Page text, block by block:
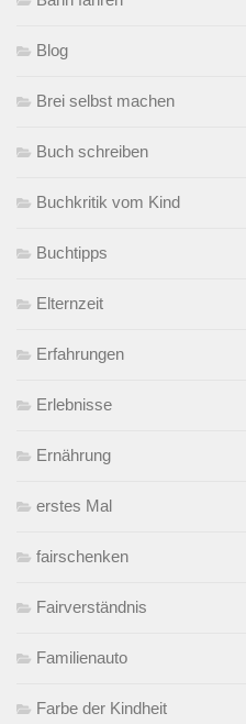
Blog
Brei selbst machen
Buch schreiben
Buchkritik vom Kind
Buchtipps
Elternzeit
Erfahrungen
Erlebnisse
Ernährung
erstes Mal
fairschenken
Fairverständnis
Familienauto
Farbe der Kindheit